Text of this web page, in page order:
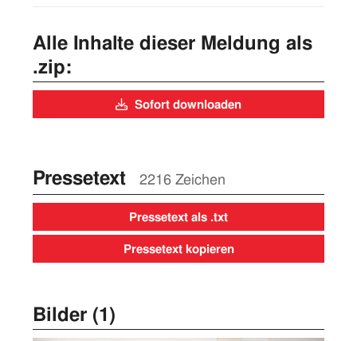
Alle Inhalte dieser Meldung als
.zip:
Sofort downloaden
Pressetext 2216 Zeichen
Pressetext als .txt
Pressetext kopieren
Bilder (1)